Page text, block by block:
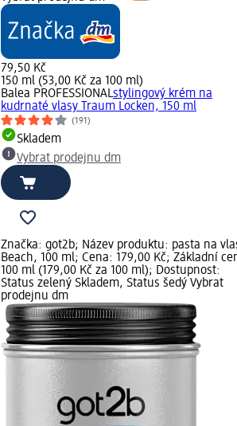
79,50 Kč
150 ml (53,00 Kč za 100 ml)
Balea PROFESSIONALstylingový krém na
kudrnaté vlasy Traum Locken, 150 ml
(191)
Skladem
Vybrat prodejnu dm
Značka: got2b; Název produktu: pasta na
Beach, 100 ml; Cena: 179,00 Kč; Základní
100 ml (179,00 Kč za 100 ml); Dostupnost:
Status zelený Skladem, Status šedý Vybrat
prodejnu dm